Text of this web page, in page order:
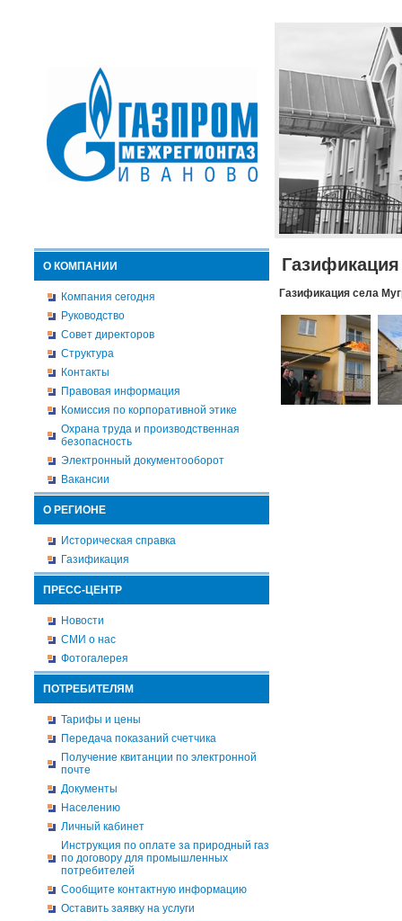
О КОМПАНИИ
Компания сегодня
Руководство
Совет директоров
Структура
Контакты
Правовая информация
Комиссия по корпоративной этике
Охрана труда и производственная
безопасность
Электронный документооборот
Вакансии
О РЕГИОНЕ
Историческая справка
Газификация
ПРЕСС-ЦЕНТР
Новости
СМИ о нас
Фотогалерея
ПОТРЕБИТЕЛЯМ
Тарифы и цены
Передача показаний счетчика
Получение квитанции по электронной
почте
Документы
Населению
Личный кабинет
Инструкция по оплате за природный газ
по договору для промышленных
потребителей
Сообщите контактную информацию
Оставить заявку на услуги
Газификация села